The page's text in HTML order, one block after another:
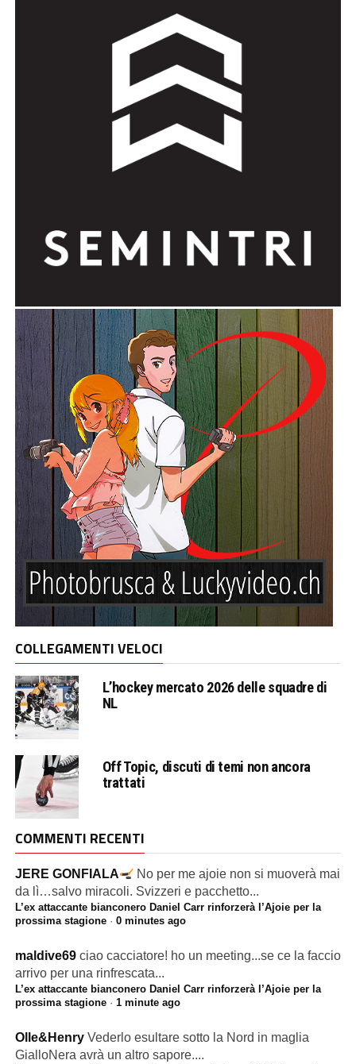
COLLEGAMENTI VELOCI
L’hockey mercato 2026 delle squadre di
NL
Off Topic, discuti di temi non ancora
trattati
COMMENTI RECENTI
JERE GONFIALA
No per me ajoie non si muoverà mai
da lì…salvo miracoli. Svizzeri e pacchetto...
L’ex attaccante bianconero Daniel Carr rinforzerà l’Ajoie per la
prossima stagione· 0 minutes ago
maldive69 ciao cacciatore! ho un meeting...se ce la faccio
arrivo per una rinfrescata...
L’ex attaccante bianconero Daniel Carr rinforzerà l’Ajoie per la
prossima stagione· 1 minute ago
Olle&Henry Vederlo esultare sotto la Nord in maglia
GialloNera avrà un altro sapore....